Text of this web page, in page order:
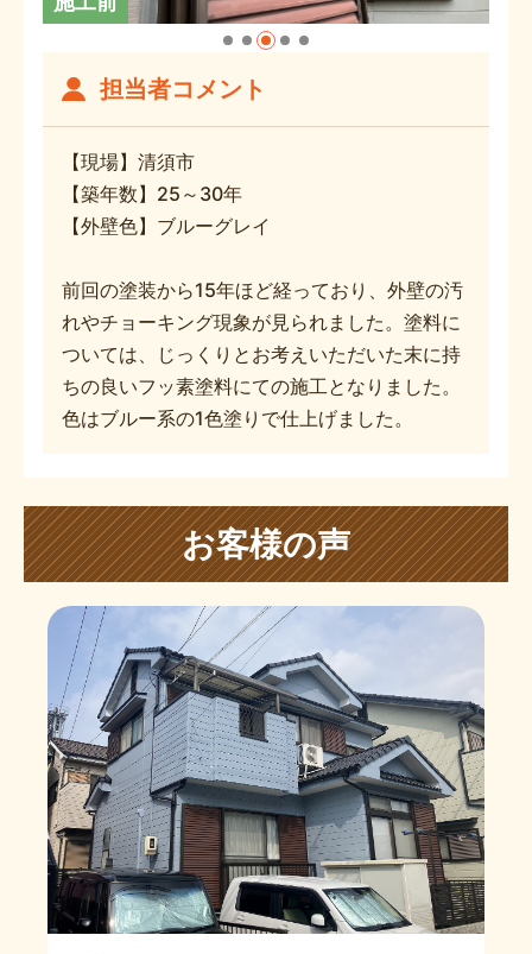
担当者コメント
【現場】清須市
【築年数】25～30年
【外壁色】ブルーグレイ
前回の塗装から15年ほど経っており、外壁の汚
れやチョーキング現象が見られました。塗料に
ついては、じっくりとお考えいただいた末に持
ちの良いフッ素塗料にての施工となりました。
色はブルー系の1色塗りで仕上げました。
お客様の声